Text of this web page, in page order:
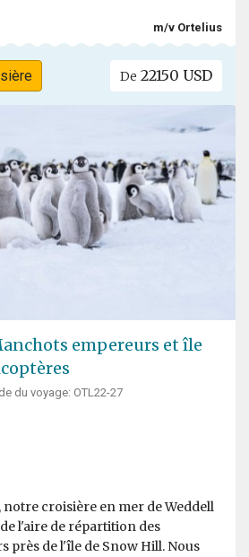
m/v Ortelius
De 22150 USD
empereurs et île
du voyage: OTL22-27
croisière en mer de Weddell
l'aire de répartition des
près de l'île de Snow Hill. Nous